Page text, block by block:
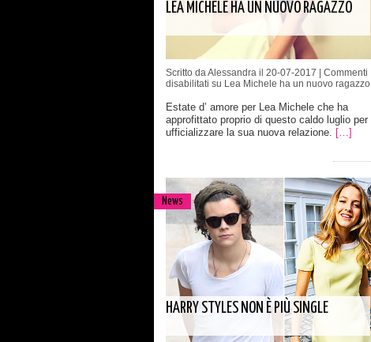
LEA MICHELE HA UN NUOVO RAGAZZO
Scritto da Alessandra il 20-07-2017 | Commenti
disabilitati su Lea Michele ha un nuovo ragazzo
Estate d’ amore per Lea Michele che ha
approfittato proprio di questo caldo luglio per
ufficializzare la sua nuova relazione. […]
News
HARRY STYLES NON È PIÙ SINGLE